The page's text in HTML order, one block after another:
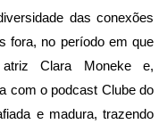
das conexões
fora, no período em que
Clara Moneke e,
com o podcast Clube do
e madura, trazendo